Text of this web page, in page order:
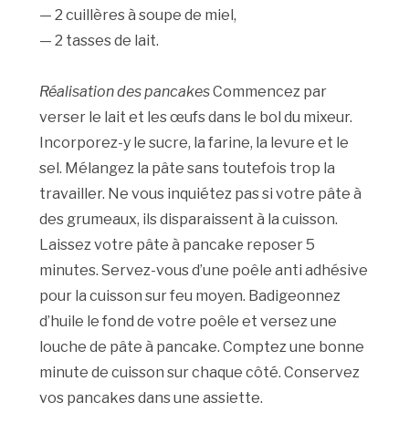
— 2 cuillères à soupe de miel,
— 2 tasses de lait.
Réalisation des pancakesCommencez par
verser le lait et les œufs dans le bol du mixeur.
Incorporez-y le sucre, la farine, la levure et le
sel. Mélangez la pâte sans toutefois trop la
travailler. Ne vous inquiétez pas si votre pâte à
des grumeaux, ils disparaissent à la cuisson.
Laissez votre pâte à pancake reposer 5
minutes. Servez-vous d’une poêle anti adhésive
pour la cuisson sur feu moyen. Badigeonnez
d’huile le fond de votre poêle et versez une
louche de pâte à pancake. Comptez une bonne
minute de cuisson sur chaque côté. Conservez
vos pancakes dans une assiette.